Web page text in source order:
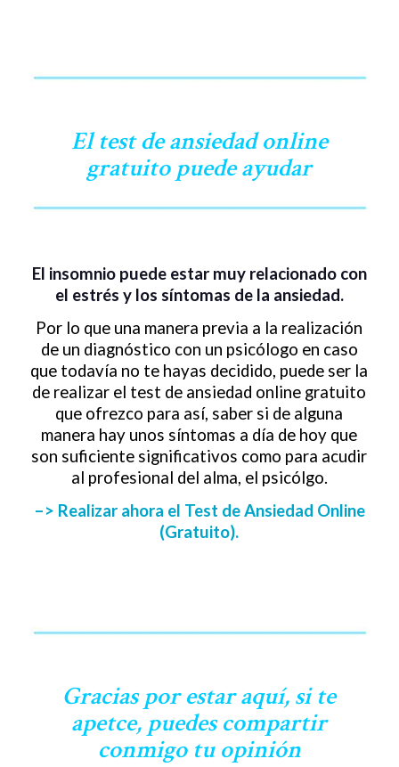
El test de ansiedad online
gratuito puede ayudar
El insomnio puede estar muy relacionado con
el estrés y los síntomas de la ansiedad.
Por lo que una manera previa a la realización
de un diagnóstico con un psicólogo en caso
que todavía no te hayas decidido, puede ser la
de realizar el test de ansiedad online gratuito
que ofrezco para así, saber si de alguna
manera hay unos síntomas a día de hoy que
son suficiente significativos como para acudir
al profesional del alma, el psicólgo.
–> Realizar ahora el Test de Ansiedad Online
(Gratuito).
Gracias por estar aquí, si te
apetce, puedes compartir
conmigo tu opinión